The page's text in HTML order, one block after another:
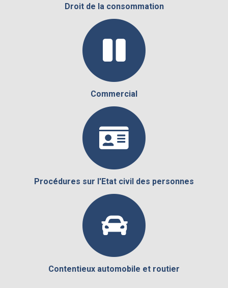
Droit de la consommation
Commercial
Procédures sur l'Etat civil des personnes
Contentieux automobile et routier